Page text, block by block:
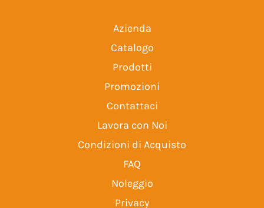
Azienda
Catalogo
Prodotti
Promozioni
Contattaci
Lavora con Noi
Condizioni di Acquisto
FAQ
Noleggio
Privacy